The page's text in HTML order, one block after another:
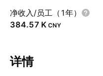
净收入/员工（1年）
‪384.57 K‬ CNY
详情